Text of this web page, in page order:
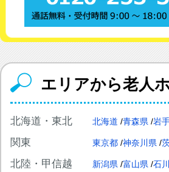
エリアから老人
北海道・東北 北海道 青森県 岩
関東 東京都 神奈川県
北陸・甲信越 新潟県 富山県 石